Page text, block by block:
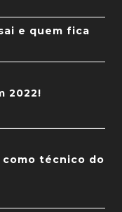
e quem fica
2022!
como técnico do